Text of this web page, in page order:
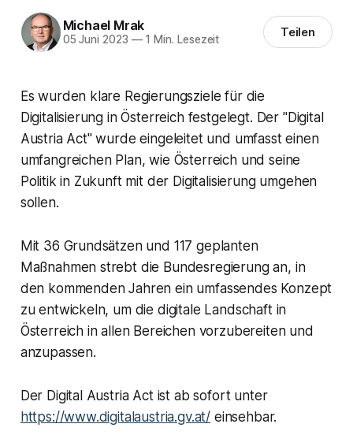
Michael Mrak
05 Juni 2023 —1 Min. Lesezeit Teilen
Es wurden klare Regierungsziele für die
Digitalisierung in Österreich festgelegt. Der "Digital
Austria Act" wurde eingeleitet und umfasst einen
umfangreichen Plan, wie Österreich und seine
Politik in Zukunft mit der Digitalisierung umgehen
sollen.
Mit 36 Grundsätzen und 117 geplanten
Maßnahmen strebt die Bundesregierung an, in
den kommenden Jahren ein umfassendes Konzept
zu entwickeln, um die digitale Landschaft in
Österreich in allen Bereichen vorzubereiten und
anzupassen.
Der Digital Austria Act ist ab sofort unter
https://www.digitalaustria.gv.at/ einsehbar.